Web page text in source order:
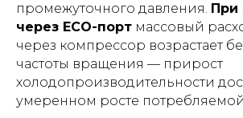
промежуточного давления. При
через ECO-порт массовый
через компрессор возрастает
частоты вращения — прирост
холодопроизводительности
умеренном росте